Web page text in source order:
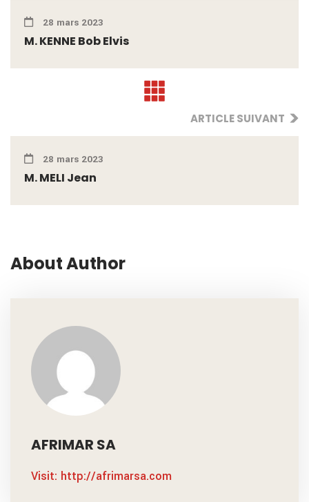
28 mars 2023
M. KENNE Bob Elvis
ARTICLE SUIVANT
28 mars 2023
M. MELI Jean
About Author
AFRIMAR SA
Visit: http://afrimarsa.com